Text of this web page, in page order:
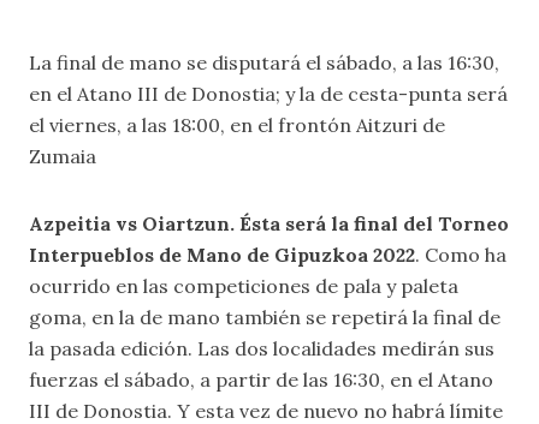
La final de mano se disputará el sábado, a las 16:30,
en el Atano III de Donostia; y la de cesta-punta será
el viernes, a las 18:00, en el frontón Aitzuri de
Zumaia
Azpeitia vs Oiartzun. Ésta será la final del Torneo
Interpueblos de Mano de Gipuzkoa 2022. Como ha
ocurrido en las competiciones de pala y paleta
goma, en la de mano también se repetirá la final de
la pasada edición. Las dos localidades medirán sus
fuerzas el sábado, a partir de las 16:30, en el Atano
III de Donostia. Y esta vez de nuevo no habrá límite